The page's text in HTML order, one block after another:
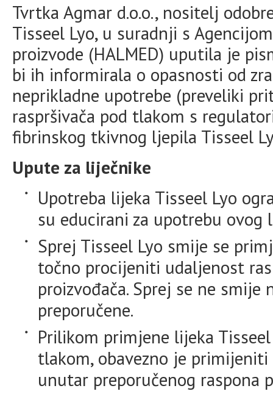
Tvrtka Agmar d.o.o., nositelj
Tisseel Lyo, u suradnji s
proizvode (HALMED) uputila je
bi ih informirala o opasnosti od
neprikladne upotrebe (preveliki
raspršivača pod tlakom s
fibrinskog tkivnog ljepila Tisseel
Upute za liječnike
Upotreba lijeka Tisseel Lyo
su educirani za upotrebu ovog
Sprej Tisseel Lyo smije se
točno procijeniti udaljenost
proizvođača. Sprej se ne
preporučene.
Prilikom primjene lijeka
tlakom, obavezno je
unutar preporučenog raspona